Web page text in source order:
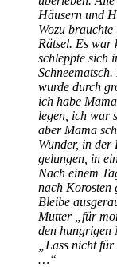
Häusern und
Wozu
Rätsel. Es war
schleppte sich
wurde durch
ich habe
legen, ich war
aber Mama
Wunder, in der
gelungen, in
Nach einem
nach Korosten
Bleibe
Mutter
für
den hungrigen
Lass nicht für
…